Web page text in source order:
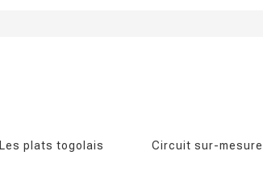
Les plats togolais Circuit sur-mesure